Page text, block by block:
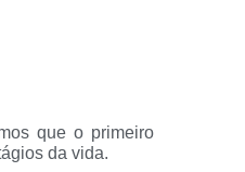
que o primeiro
da vida.